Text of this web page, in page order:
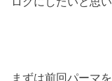
まずは前回パーマ